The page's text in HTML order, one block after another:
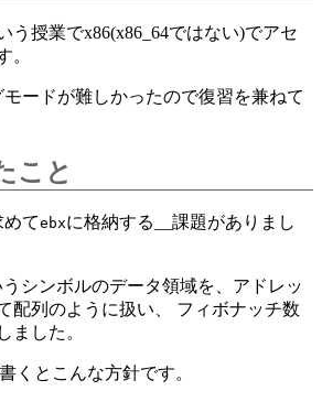
う授業でx86(x86_64ではない)でアセ
。
ードが難しかったので復習を兼ねて
こと
めてebxに格納する__課題がありまし
シンボルのデータ領域を、アドレッ
配列のように扱い、 フィボナッチ数
ました。
くとこんな方針です。